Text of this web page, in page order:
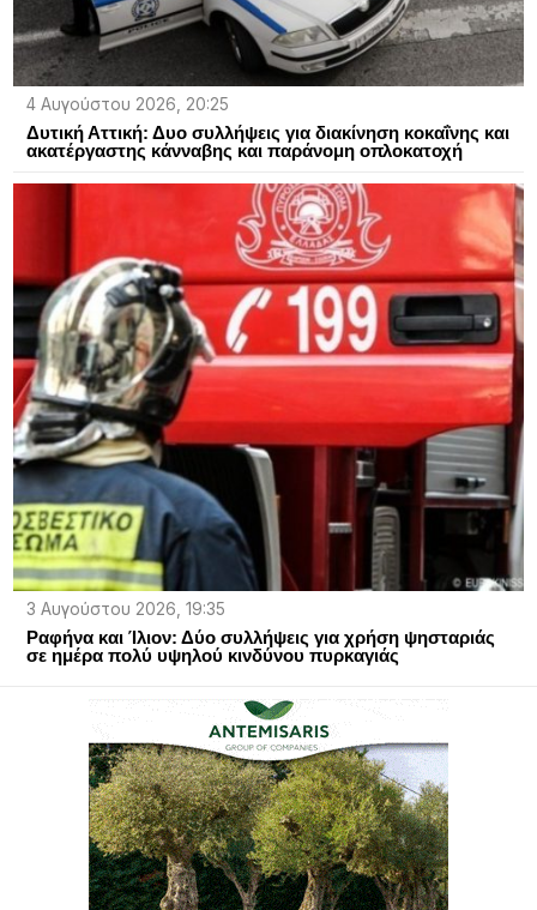
4 Αυγούστου 2026, 20:25
Δυτική Αττική: Δυο συλλήψεις για διακίνηση κοκαΐνης και
ακατέργαστης κάνναβης και παράνομη οπλοκατοχή
3 Αυγούστου 2026, 19:35
Ραφήνα και Ίλιον: Δύο συλλήψεις για χρήση ψησταριάς
σε ημέρα πολύ υψηλού κινδύνου πυρκαγιάς